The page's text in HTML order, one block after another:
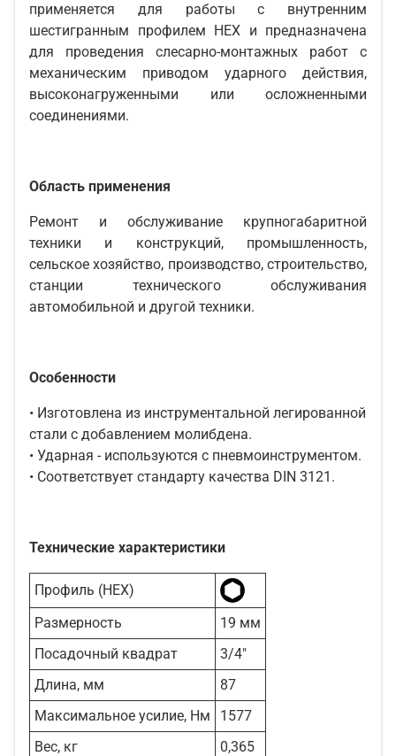
применяется для работы с внутренним
шестигранным профилем HEX и предназначена
для проведения слесарно-монтажных работ с
механическим приводом ударного действия,
высоконагруженными или осложненными
соединениями.
Область применения
Ремонт и обслуживание крупногабаритной
техники и конструкций, промышленность,
сельское хозяйство, производство, строительство,
станции технического обслуживания
автомобильной и другой техники.
Особенности
• Изготовлена из инструментальной легированной
стали с добавлением молибдена.
• Ударная - используются с пневмоинструментом.
• Соответствует стандарту качества DIN 3121.
Технические характеристики
Профиль (HEX)
Размерность
19 мм
Посадочный квадрат
3/4"
Длина, мм
87
Максимальное усилие, Нм
1577
Вес, кг
0,365